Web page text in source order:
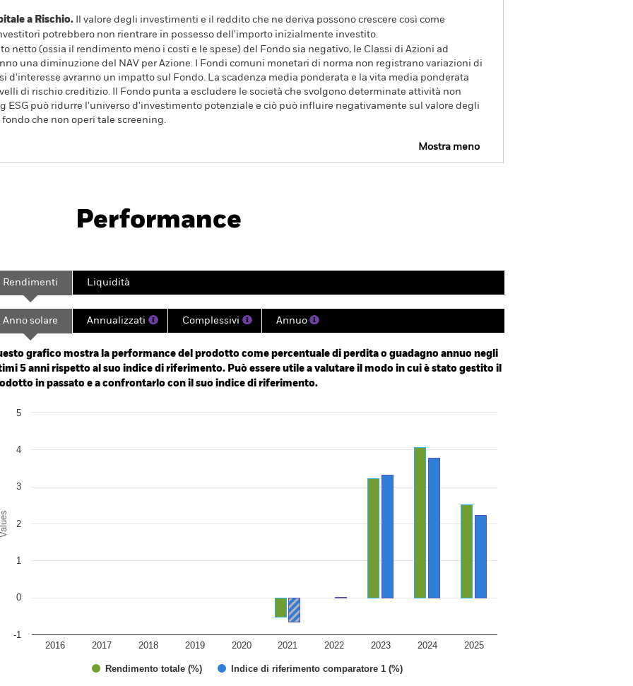
a Rischio. Il valore degli investimenti e il reddito che ne deriva possono crescere così come
potrebbero non rientrare in possesso dell'importo inizialmente investito.
netto (ossia il rendimento meno i costi e le spese) del Fondo sia negativo, le Classi di Azioni ad
una diminuzione del NAV per Azione. I Fondi comuni monetari di norma non registrano variazioni di
d'interesse avranno un impatto sul Fondo. La scadenza media ponderata e la vita media ponderata
di rischio creditizio. Il Fondo punta a escludere le società che svolgono determinate attività non
ESG può ridurre l'universo d'investimento potenziale e ciò può influire negativamente sul valore degli
che non operi tale screening.
Mostra meno
Characteristics
Performance
2020-04-20 00:00:00 to 2026-08-05 00:00:00.
90 to 120.
Rendimenti Liquidità
Anno solare Annualizzati Complessivi Annuo
grafico mostra la performance del prodotto come percentuale di perdita o guadagno annuo negli
5 anni rispetto al suo indice di riferimento. Può essere utile a valutare il modo in cui è stato gestito il
in passato e a confrontarlo con il suo indice di riferimento.
chart with 2 data series.
Values
Rendimento totale (%) Indice di riferimento comparatore 1 (%)
2016 2017 2018 2019 2020 2021 2022 2023 2024 2025
-1
0
1
2
3
4
5